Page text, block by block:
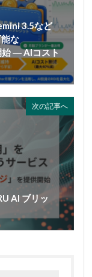
3.5など
な
始 ― AIコスト
次の記事へ
AI ブリッ